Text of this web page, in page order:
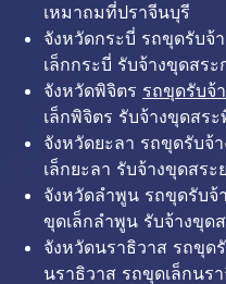
เหมาถมที่ปราจีนบุรี
จังหวัดกระบี่ รถขุดรับจ้
เล็กกระบี่ รับจ้างขุดสร
จังหวัดพิจิตร รถขุดรับจ้
เล็กพิจิตร รับจ้างขุดสร
จังหวัดยะลา รถขุดรับจ้
เล็กยะลา รับจ้างขุดสร
จังหวัดลำพูน รถขุดรับจ้
ขุดเล็กลำพูน รับจ้างขุด
จังหวัดนราธิวาส รถขุด
นราธิวาส รถขุดเล็กนร